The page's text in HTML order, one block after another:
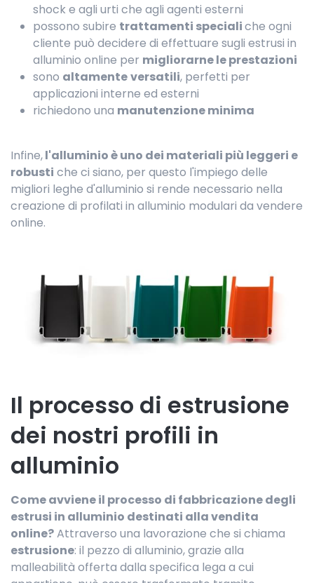
shock e agli urti che agli agenti esterni
possono subire trattamenti specialiche ogni
cliente può decidere di effettuare sugli estrusi in
alluminio online per migliorarne le prestazioni
sono altamenteversatili, perfetti per
applicazioni interne ed esterni
richiedono una manutenzione minima
Infine,l'alluminio è uno dei materiali più leggeri e
robusti che ci siano, per questo l'impiego delle
migliori leghe d'alluminio si rende necessario nella
creazione di profilati in alluminio modulari da vendere
online.
Il processo di estrusione
dei nostri profili in
alluminio
Come avviene il processo di fabbricazione degli
estrusi in alluminio destinati alla vendita
online?Attraverso una lavorazione che si chiama
estrusione: il pezzo di alluminio, grazie alla
malleabilità offerta dalla specifica lega a cui